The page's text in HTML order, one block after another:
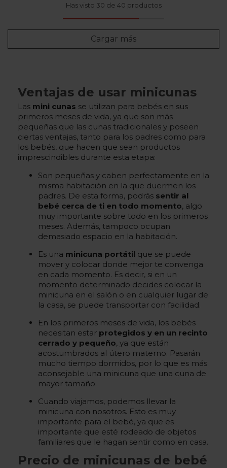
Has visto 30 de 40 productos
Cargar más
Ventajas de usar minicunas
Las mini cunas se utilizan para bebés en sus
primeros meses de vida, ya que son más
pequeñas que las cunas tradicionales y poseen
ciertas ventajas, tanto para los padres como para
los bebés, que hacen que sean productos
imprescindibles durante esta etapa:
Son pequeñas y caben perfectamente en la
misma habitación en la que duermen los
padres. De esta forma, podrás sentir al
bebé cerca de ti en todo momento, algo
muy importante sobre todo en los primeros
meses. Además, tampoco ocupan
demasiado espacio en la habitación.
Es una minicuna portátil que se puede
mover y colocar donde mejor te convenga
en cada momento. Es decir, si en un
momento determinado decides colocar la
minicuna en el salón o en cualquier lugar de
la casa, se puede transportar con facilidad.
En los primeros meses de vida, los bebés
necesitan estar protegidos y en un recinto
cerrado y pequeño, ya que están
acostumbrados al útero materno. Pasarán
mucho tiempo dormidos, por lo que es más
aconsejable una minicuna que una cuna de
mayor tamaño.
Cuando viajamos, podemos llevar la
minicuna con nosotros. Esto es muy
importante para el bebé, ya que es
importante que esté rodeado de objetos
familiares que le hagan sentir como en casa.
Precio de minicunas de bebé